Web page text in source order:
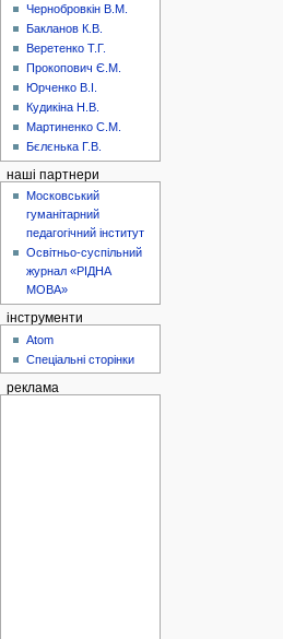
Чернобровкін В.М.
Бакланов К.В.
Веретенко Т.Г.
Прокопович Є.М.
Юрченко В.І.
Кудикіна Н.В.
Мартиненко С.М.
Бєлєнька Г.В.
наші партнери
Московський
гуманітарний
педагогічний інститут
Освітньо-суспільний
журнал «РІДНА
МОВА»
інструменти
Atom
Спеціальні сторінки
реклама